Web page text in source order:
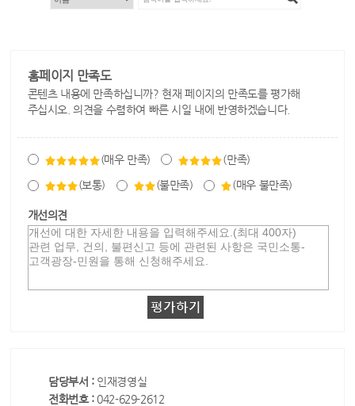
홈페이지 만족도
콘텐츠 내용에 만족하십니까? 현재 페이지의 만족도를 평가해
주십시오. 의견을 수렴하여 빠른 시일 내에 반영하겠습니다.
(매우 만족) (만족)
(보통) (불만족) (매우 불만족)
개선의견
담당부서 : 인재경영실
전화번호 : 042-629-2612